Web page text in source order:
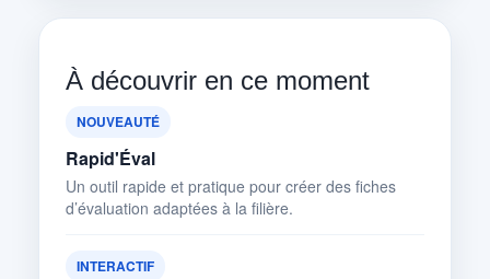
À découvrir en ce moment
NOUVEAUTÉ
Rapid'Éval
Un outil rapide et pratique pour créer des fiches
d’évaluation adaptées à la filière.
INTERACTIF